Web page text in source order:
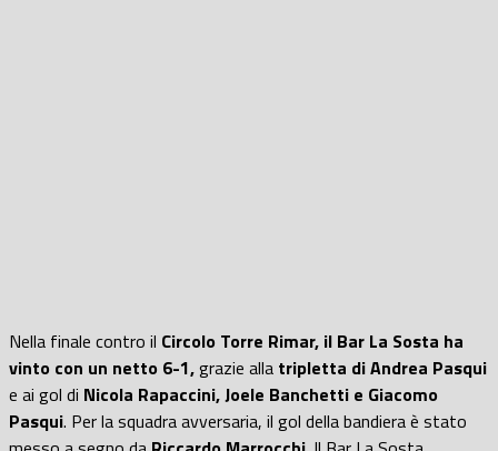
Nella finale contro il Circolo Torre Rimar, il Bar La Sosta ha
vinto con un netto 6-1,grazie alla tripletta di Andrea Pasqui
e ai gol di Nicola Rapaccini, Joele Banchetti e Giacomo
Pasqui. Per la squadra avversaria, il gol della bandiera è stato